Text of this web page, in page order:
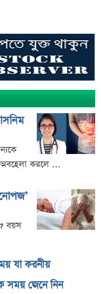
অবহেলা করলে ...
বয়স
যা করনীয়
সময় জেনে নিন